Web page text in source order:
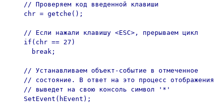
    // Проверяем код введенной клавиши
    chr = getche();
    // Если нажали клавишу <ESC>, прерываем цикл
    if(chr == 27)
      break;
    // Устанавливаем объект-событие в отмеченное
    // состояние. В ответ на это процесс отображения
    // выведет на свою консоль символ '*'
    SetEvent(hEvent);